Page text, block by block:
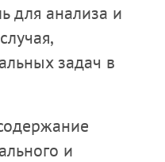
для анализа и
задач в
и